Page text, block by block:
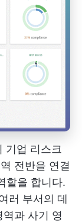
기업 리스크
전반을 연결
할을 합니다.
러 부서의 데
과 사기 영